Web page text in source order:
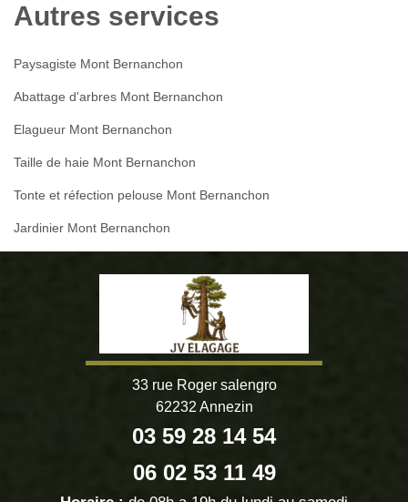
Autres services
Paysagiste Mont Bernanchon
Abattage d'arbres Mont Bernanchon
Elagueur Mont Bernanchon
Taille de haie Mont Bernanchon
Tonte et réfection pelouse Mont Bernanchon
Jardinier Mont Bernanchon
33 rue Roger salengro
62232 Annezin
03 59 28 14 54
06 02 53 11 49